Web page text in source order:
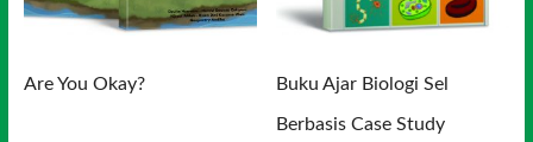
Are You Okay? Buku Ajar Biologi Sel
Berbasis Case Study